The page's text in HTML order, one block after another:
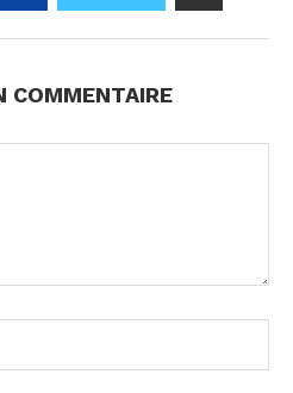
COMMENTAIRE